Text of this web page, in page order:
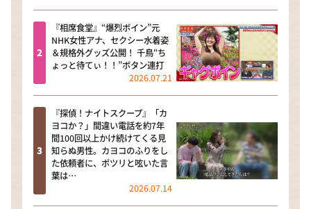
『相席食堂』“爆烈ボイン”元
NHK女性アナ、セクシー水着姿
＆規格外グッズ公開！ 千鳥“ち
ょっと待てぃ！！”ボタン連打
2026.07.21
『探偵！ナイトスクープ』「カ
ヨコか？」間違い電話を約7年
間100回以上かけ続けてくる見
知らぬ男性。カヨコのふりをし
た依頼者に、ポツリと呟いた言
葉は…
2026.07.14